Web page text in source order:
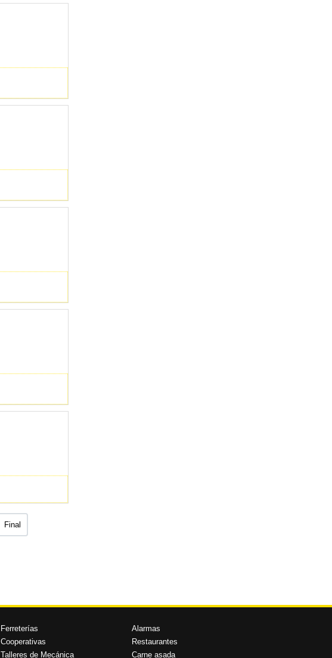
Final
Ferreterías
Cooperativas
Talleres de Mecánica
Alarmas
Restaurantes
Carne asada